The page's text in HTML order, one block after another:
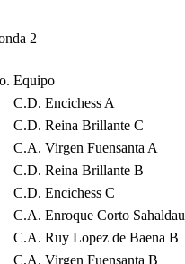
2
Equipo
C.D. Encichess A
C.D. Reina Brillante C
C.A. Virgen Fuensanta A
C.D. Reina Brillante B
C.D. Encichess C
C.A. Enroque Corto Sahaldau
C.A. Ruy Lopez de Baena B
C.A. Virgen Fuensanta B